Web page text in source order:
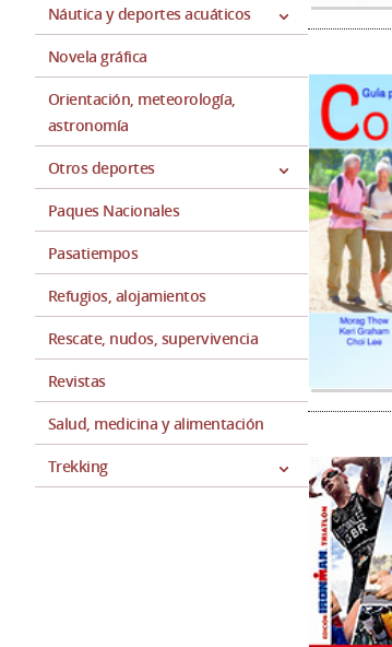
Náutica y deportes acuáticos
Novela gráfica
Orientación, meteorología,
astronomía
Otros deportes
Paques Nacionales
Pasatiempos
Refugios, alojamientos
Rescate, nudos, supervivencia
Revistas
Salud, medicina y alimentación
Trekking